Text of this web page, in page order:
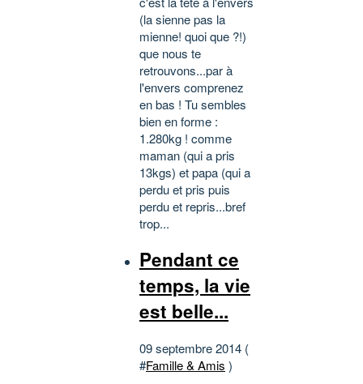
(la sienne pas la
mienne! quoi que ?!)
que nous te
retrouvons...par à
l'envers comprenez
en bas ! Tu sembles
bien en forme :
1.280kg ! comme
maman (qui a pris
13kgs) et papa (qui a
perdu et pris puis
perdu et repris...bref
trop...
Pendant ce
temps, la vie
est belle...
09 septembre 2014 (
#Famille & Amis )